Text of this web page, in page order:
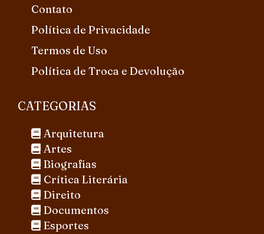
Contato
Política de Privacidade
Termos de Uso
Política de Troca e Devolução
CATEGORIAS
Arquitetura
Artes
Biografias
Crítica Literária
Direito
Documentos
Esportes